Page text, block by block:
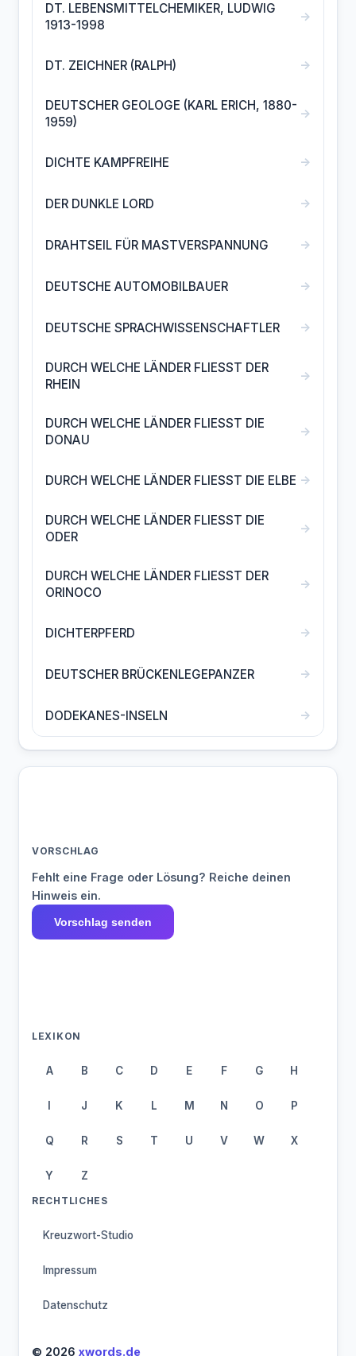
DT. LEBENSMITTELCHEMIKER, LUDWIG
1913-1998
→
DT. ZEICHNER (RALPH) →
DEUTSCHER GEOLOGE (KARL ERICH, 1880-
1959)
→
DICHTE KAMPFREIHE →
DER DUNKLE LORD →
DRAHTSEIL FÜR MASTVERSPANNUNG →
DEUTSCHE AUTOMOBILBAUER →
DEUTSCHE SPRACHWISSENSCHAFTLER →
DURCH WELCHE LÄNDER FLIESST DER
RHEIN
→
DURCH WELCHE LÄNDER FLIESST DIE
DONAU
→
DURCH WELCHE LÄNDER FLIESST DIE ELBE →
DURCH WELCHE LÄNDER FLIESST DIE
ODER
→
DURCH WELCHE LÄNDER FLIESST DER
ORINOCO
→
DICHTERPFERD →
DEUTSCHER BRÜCKENLEGEPANZER →
DODEKANES-INSELN →
VORSCHLAG
Fehlt eine Frage oder Lösung? Reiche deinen
Hinweis ein.
Vorschlag senden
LEXIKON
A B C D E F G H
I J K L M N O P
Q R S T U V W X
Y Z
RECHTLICHES
Kreuzwort-Studio
Impressum
Datenschutz
© 2026 xwords.de